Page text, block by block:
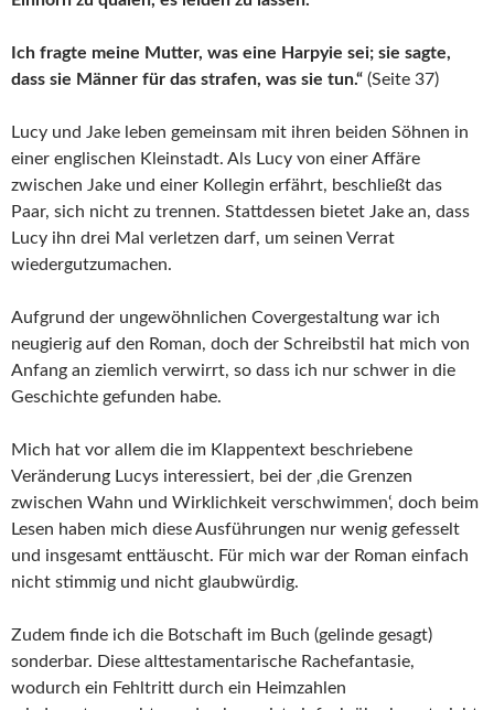
Ich fragte meine Mutter, was eine Harpyie sei; sie sagte,
dass sie Männer für das strafen, was sie tun.“ (Seite 37)
Lucy und Jake leben gemeinsam mit ihren beiden Söhnen in
einer englischen Kleinstadt. Als Lucy von einer Affäre
zwischen Jake und einer Kollegin erfährt, beschließt das
Paar, sich nicht zu trennen. Stattdessen bietet Jake an, dass
Lucy ihn drei Mal verletzen darf, um seinen Verrat
wiedergutzumachen.
Aufgrund der ungewöhnlichen Covergestaltung war ich
neugierig auf den Roman, doch der Schreibstil hat mich von
Anfang an ziemlich verwirrt, so dass ich nur schwer in die
Geschichte gefunden habe.
Mich hat vor allem die im Klappentext beschriebene
Veränderung Lucys interessiert, bei der ‚die Grenzen
zwischen Wahn und Wirklichkeit verschwimmen‘, doch beim
Lesen haben mich diese Ausführungen nur wenig gefesselt
und insgesamt enttäuscht. Für mich war der Roman einfach
nicht stimmig und nicht glaubwürdig.
Zudem finde ich die Botschaft im Buch (gelinde gesagt)
sonderbar. Diese alttestamentarische Rachefantasie,
wodurch ein Fehltritt durch ein Heimzahlen